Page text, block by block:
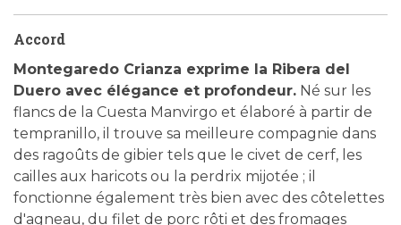
Accord
Montegaredo Crianza exprime la Ribera del
Duero avec élégance et profondeur. Né sur les
flancs de la Cuesta Manvirgo et élaboré à partir de
tempranillo, il trouve sa meilleure compagnie dans
des ragoûts de gibier tels que le civet de cerf, les
cailles aux haricots ou la perdrix mijotée ; il
fonctionne également très bien avec des côtelettes
d'agneau, du filet de porc rôti et des fromages